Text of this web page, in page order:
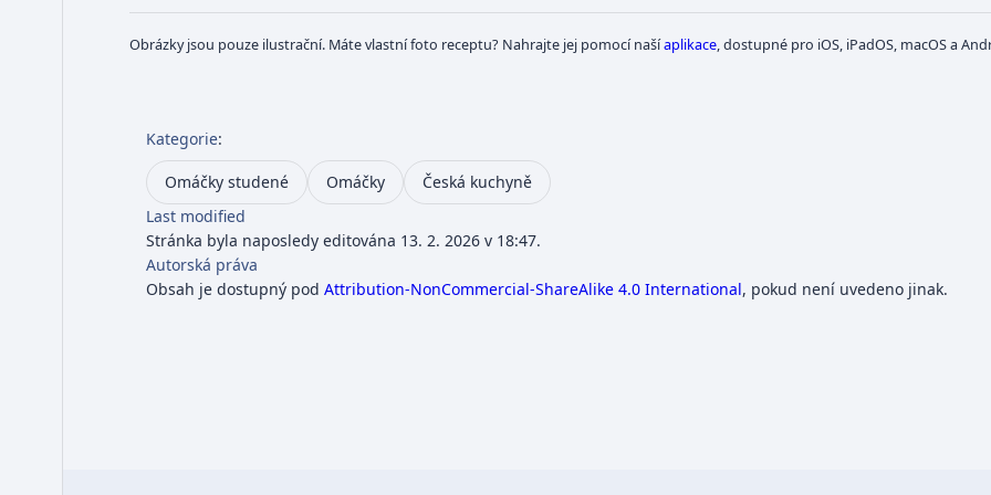
Obrázky jsou pouze ilustrační. Máte vlastní foto receptu? Nahrajte jej pomocí našíaplikace, dostupné pro iOS, iPadOS, macOS a
Kategorie:
Omáčky studené Omáčky
Česká kuchyně
Last modified
Stránka byla naposledy editována 13. 2. 2026 v 18:47.
Autorská práva
Obsah je dostupný pod Attribution-NonCommercial-ShareAlike 4.0 International, pokud není uvedeno jinak.